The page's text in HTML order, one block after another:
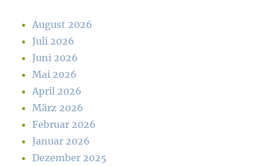
August 2026
Juli 2026
Juni 2026
Mai 2026
April 2026
März 2026
Februar 2026
Januar 2026
Dezember 2025